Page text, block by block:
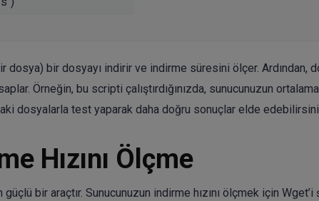
dosya) bir dosyayı indirir ve indirme süresini ölçer. Ardından,
Örneğin, bu scripti çalıştırdığınızda, sunucunuzun
dosyalarla test yaparak daha doğru sonuçlar elde
Hızını Ölçme
bir araçtır. Sunucunuzun indirme hızını ölçmek için Wget’i